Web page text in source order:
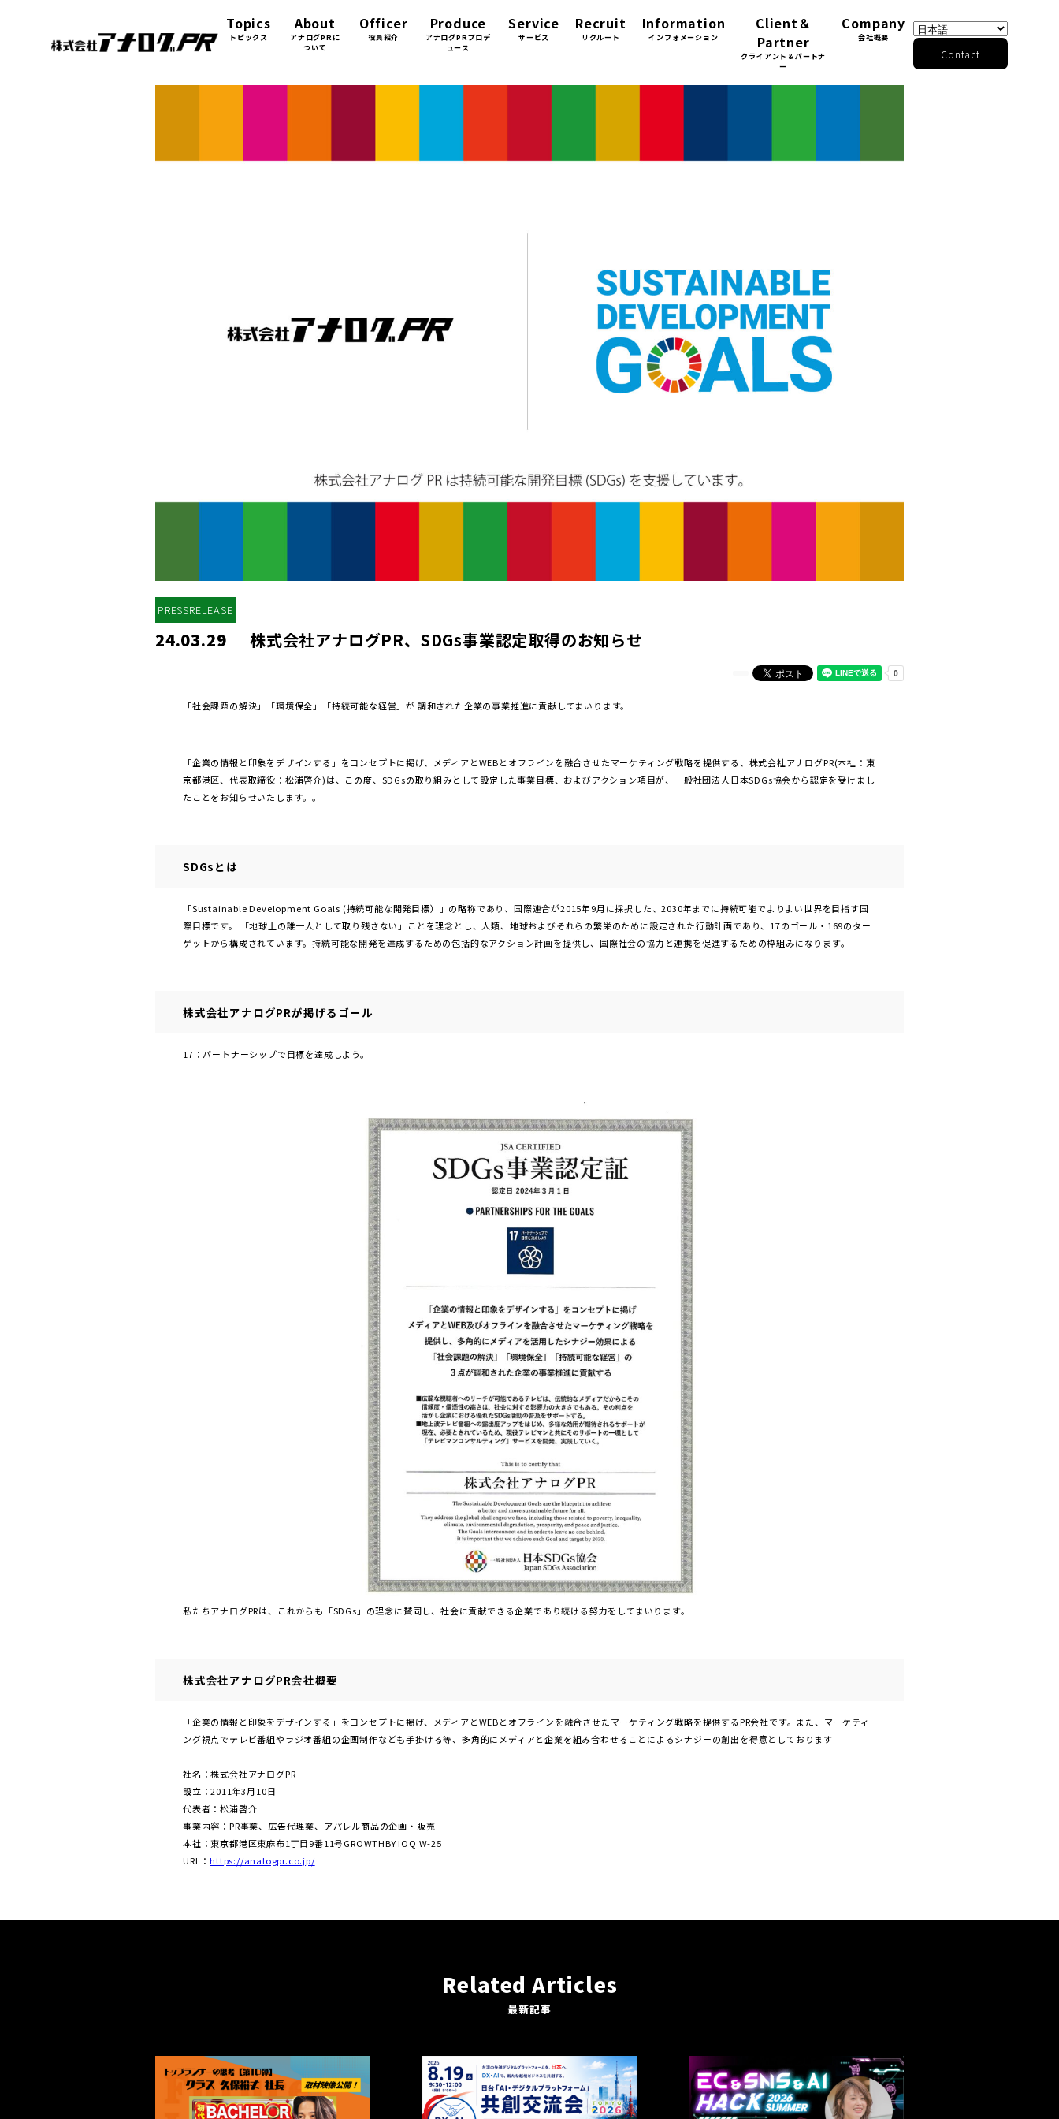
Topics
トピックス
About
アナログPRに
ついて
Officer
役員紹介
Produce
アナログPRプロデ
ュース
Service
サービス
Recruit
リクルート
Information
インフォメーション
Client＆
Partner
クライアント＆パートナ
ー
Company
会社概要
Contact
PRESSRELEASE
24.03.29 株式会社アナログPR、SDGs事業認定取得のお知らせ
「社会課題の解決」「環境保全」「持続可能な経営」が 調和された企業の事業推進に貢献してまいります。
「企業の情報と印象をデザインする」をコンセプトに掲げ、メディアとWEBとオフラインを融合させたマーケティング戦略を提供する、株式会社アナログPR(本社：東
京都港区、代表取締役：松浦啓介)は、この度、SDGsの取り組みとして設定した事業目標、およびアクション項目が、一般社団法人日本SDGs協会から認定を受けまし
たことをお知らせいたします。。
SDGsとは
「Sustainable Development Goals (持続可能な開発目標）」の略称であり、国際連合が2015年9月に採択した、2030年までに持続可能でよりよい世界を目指す国
際目標です。 「地球上の誰一人として取り残さない」ことを理念とし、人類、地球およびそれらの繁栄のために設定された行動計画であり、17のゴール・169のター
ゲットから構成されています。持続可能な開発を達成するための包括的なアクション計画を提供し、国際社会の協力と連携を促進するための枠組みになります。
株式会社アナログPRが掲げるゴール
17：パートナーシップで目標を達成しよう。
私たちアナログPRは、これからも「SDGs」の理念に賛同し、社会に貢献できる企業であり続ける努力をしてまいります。
株式会社アナログPR会社概要
「企業の情報と印象をデザインする」をコンセプトに掲げ、メディアとWEBとオフラインを融合させたマーケティング戦略を提供するPR会社です。また、マーケティ
ング視点でテレビ番組やラジオ番組の企画制作なども手掛ける等、多角的にメディアと企業を組み合わせることによるシナジーの創出を得意としております
社名：株式会社アナログPR
設⽴：2011年3⽉10⽇
代表者：松浦啓介
事業内容：PR事業、広告代理業、アパレル商品の企画・販売
本社：東京都港区東⿇布1丁⽬9番11号GROWTHBY IOQ W-25
URL：https://analogpr.co.jp/
Related Articles
最新記事